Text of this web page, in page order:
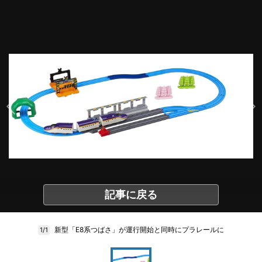
記事に戻る
1/1 新型「E8系つばさ」が運行開始と同時にプラレールに